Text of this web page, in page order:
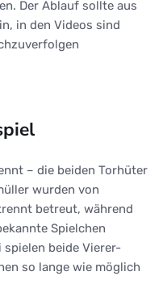
Der Ablauf sollte aus
in den Videos sind
– die beiden Torhüter
wurden von
betreut, während
Spielchen
spielen beide Vierer-
so lange wie möglich